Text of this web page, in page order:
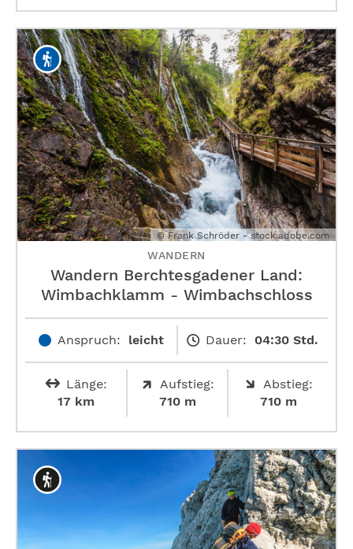
© Frank Schröder - stock.adobe.com
WANDERN
Wandern Berchtesgadener Land:
Wimbachklamm - Wimbachschloss
Anspruch: leicht Dauer: 04:30 Std.
Länge:
17 km
Aufstieg:
710 m
Abstieg:
710 m